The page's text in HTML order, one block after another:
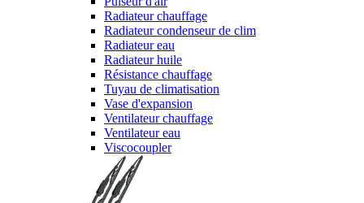
Radiateur chauffage
Radiateur condenseur de clim
Radiateur eau
Radiateur huile
Résistance chauffage
Tuyau de climatisation
Vase d'expansion
Ventilateur chauffage
Ventilateur eau
Viscocoupler